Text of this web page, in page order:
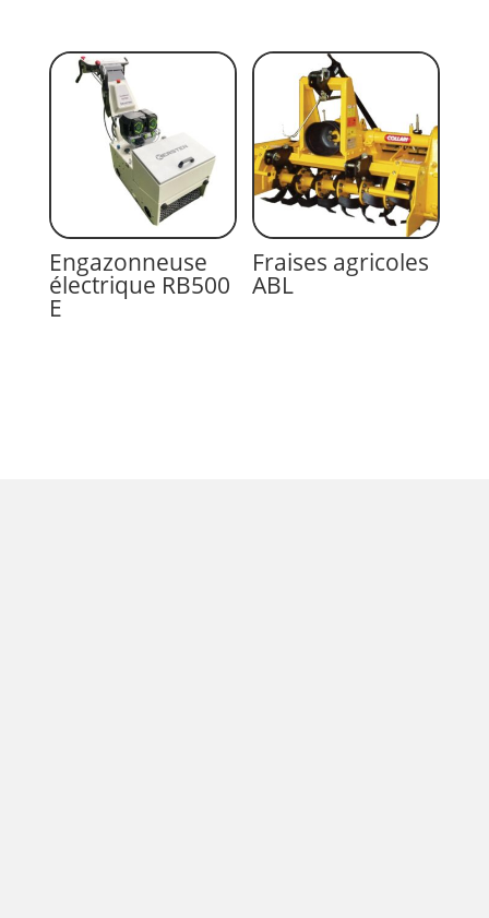
Engazonneuse
électrique RB500
E
Fraises agricoles
ABL